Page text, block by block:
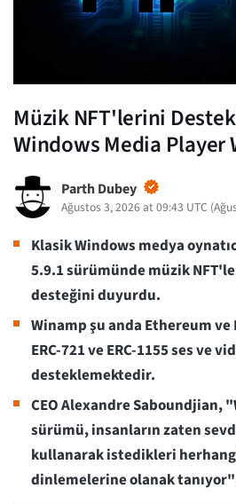
Müzik NFT'lerini
Windows Media Player
Parth Dubey
Ağustos 3, 2026 at 09:43 UTC (
Klasik Windows medya
5.9.1 sürümünde müzik
desteğini duyurdu.
Winamp şu anda Ethereum
ERC-721 ve ERC-1155 ses ve
desteklemektedir.
CEO Alexandre Saboundjian,
sürümü, insanların zaten
kullanarak istedikleri
dinlemelerine olanak